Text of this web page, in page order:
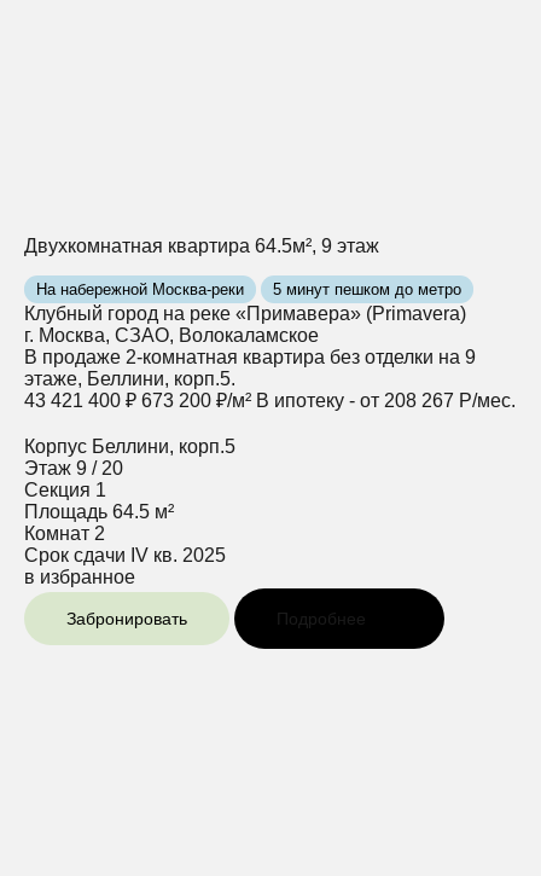
Двухкомнатная квартира 64.5м², 9 этаж
На набережной Москва-реки 5 минут пешком до метро
Клубный город на реке «Примавера» (Primavera)
г. Москва, СЗАО, Волокаламское
В продаже 2-комнатная квартира без отделки на 9
этаже, Беллини, корп.5.
43 421 400 ₽ 673 200 ₽/м² В ипотеку - от 208 267 Р/мес.
Корпус Беллини, корп.5
Этаж 9 / 20
Секция 1
Площадь 64.5 м²
Комнат 2
Срок сдачи IV кв. 2025
в избранное
Забронировать Подробнее